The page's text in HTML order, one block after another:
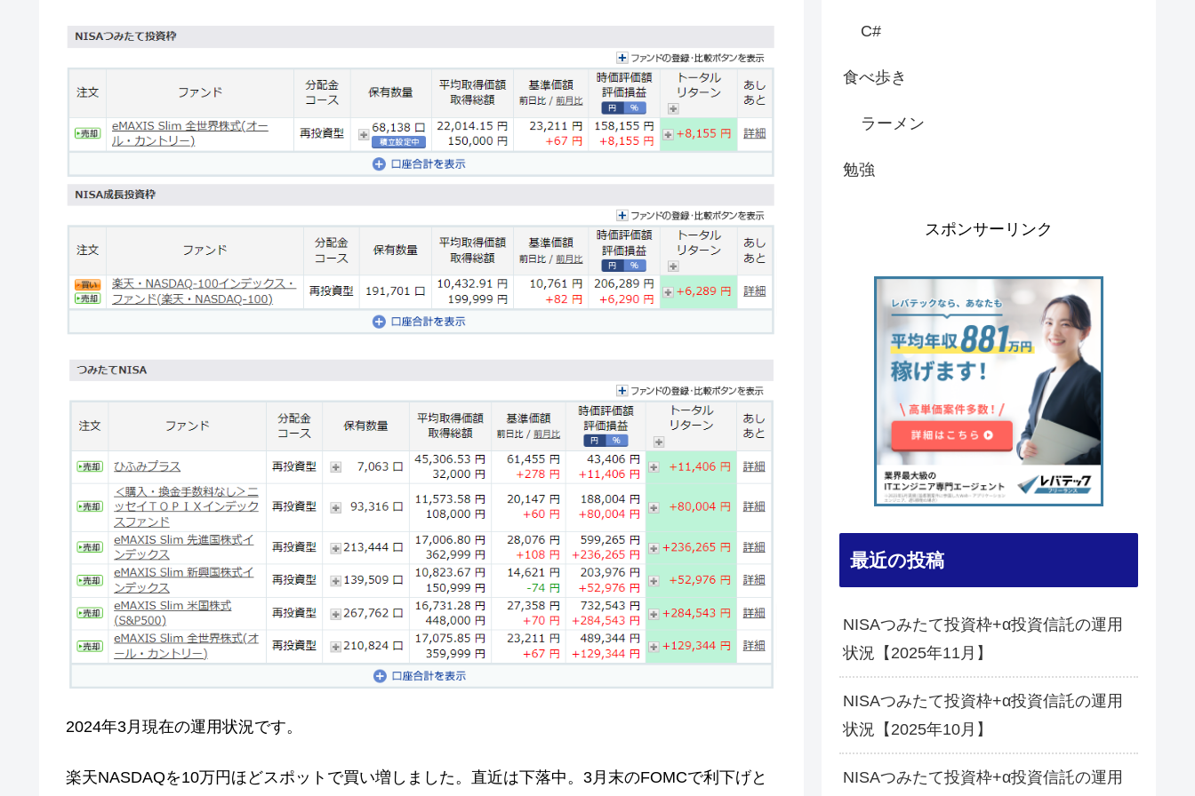
2024年3月現在の運用状況です。
楽天NASDAQを10万円ほどスポットで買い増しました。直近は下落中。3月末のFOMCで利下げと
C#
食べ歩き
ラーメン
勉強
スポンサーリンク
最近の投稿
NISAつみたて投資枠+α投資信託の運用
状況【2025年11月】
NISAつみたて投資枠+α投資信託の運用
状況【2025年10月】
NISAつみたて投資枠+α投資信託の運用